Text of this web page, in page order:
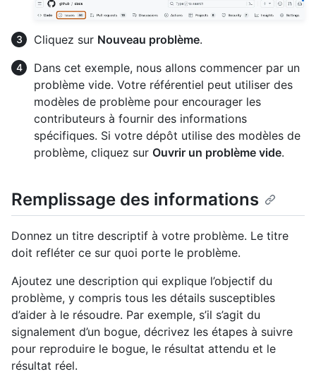
Cliquez sur Nouveau problème.
Dans cet exemple, nous allons commencer par un
problème vide. Votre référentiel peut utiliser des
modèles de problème pour encourager les
contributeurs à fournir des informations
spécifiques. Si votre dépôt utilise des modèles de
problème, cliquez sur Ouvrir un problème vide.
Remplissage des informations
Donnez un titre descriptif à votre problème. Le titre
doit refléter ce sur quoi porte le problème.
Ajoutez une description qui explique l’objectif du
problème, y compris tous les détails susceptibles
d’aider à le résoudre. Par exemple, s’il s’agit du
signalement d’un bogue, décrivez les étapes à suivre
pour reproduire le bogue, le résultat attendu et le
résultat réel.